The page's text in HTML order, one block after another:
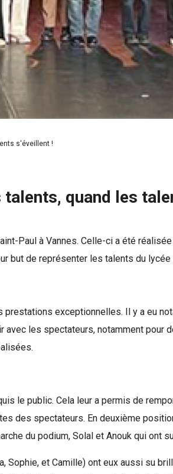
s'éveillent !
talents, quand les
Paul à Vannes. Celle-ci a été
but de représenter les talents du
exceptionnelles. Il y a eu
les spectateurs, notamment pour
le public. Cela leur a permis de
des spectateurs. En deuxième
du podium, Solal et Anouk qui ont
et Camille) ont eux aussi su